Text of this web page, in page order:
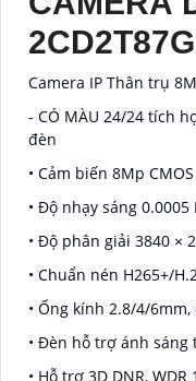
Camera IP Thân trụ
- CÓ MÀU 24/24 tích
đèn
• Cảm biến 8Mp
• Độ nhạy sáng
• Độ phân giải 3840 ×
• Chuẩn nén H265+/
• Ống kính 2.8/4/6mm,
• Đèn hỗ trợ ánh sáng
• Hỗ trợ 3D DNR, WDR